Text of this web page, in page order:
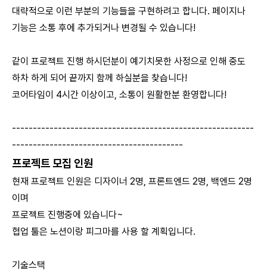
대략적으로 이런 부분의 기능들을 구현하려고 합니다. 페이지나
기능은 소통 후에 추가되거나 변경될 수 있습니다!
같이 프로젝트 진행 하시던분이 예기치못한 사정으로 인해 중도
하차 하게 되어 끝까지 함께 하실분을 찾습니다!
코어타임이 4시간 이상이고, 소통이 원활한분 환영합니다!
----------------------------------------------------------
-----------------------------------------
프로젝트 모집 인원
현재 프로젝트 인원은 디자이너 2명, 프론트엔드 2명, 백엔드 2명
이며
프로젝트 진행중에 있습니다~
협업 툴은 노션이랑 피그마를 사용 할 계획입니다.
기술스택